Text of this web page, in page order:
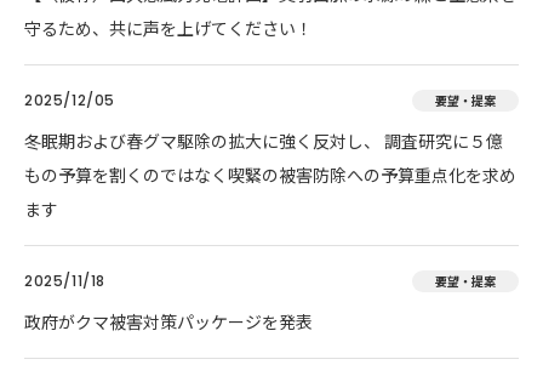
守るため、共に声を上げてください！
2025/12/05 要望・提案
冬眠期および春グマ駆除の拡大に強く反対し、 調査研究に５億
もの予算を割くのではなく喫緊の被害防除への予算重点化を求め
ます
2025/11/18 要望・提案
政府がクマ被害対策パッケージを発表